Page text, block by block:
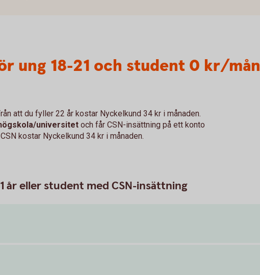
ung 18-21 och student 0 kr/mån
att du fyller 22 år kostar Nyckelkund 34 kr i månaden.
universitet och får CSN-insättning på ett konto
kostar Nyckelkund 34 kr i månaden.
år eller student med CSN-insättning